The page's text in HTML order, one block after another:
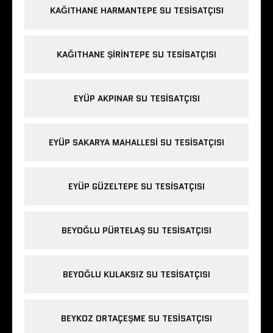
KAĞITHANE HARMANTEPE SU TESISATÇISI
KAĞITHANE ŞIRINTEPE SU TESISATÇISI
EYÜP AKPINAR SU TESISATÇISI
EYÜP SAKARYA MAHALLESI SU TESISATÇISI
EYÜP GÜZELTEPE SU TESISATÇISI
BEYOĞLU PÜRTELAŞ SU TESISATÇISI
BEYOĞLU KULAKSIZ SU TESISATÇISI
BEYKOZ ORTAÇEŞME SU TESISATÇISI